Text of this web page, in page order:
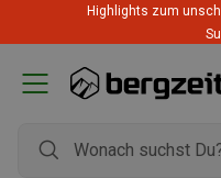
Highlights zum